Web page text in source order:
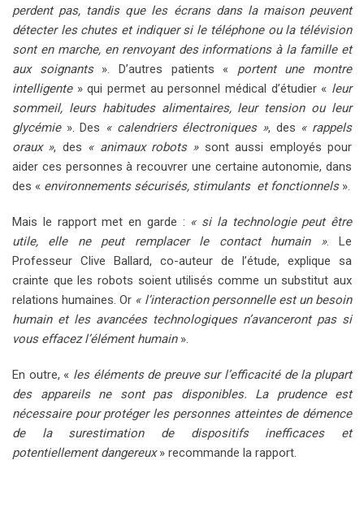
perdent pas, tandis que les écrans dans la maison peuvent
détecter les chutes et indiquer si le téléphone ou la télévision
sont en marche, en renvoyant des informations à la famille et
aux soignants». D’autres patients « portent une montre
intelligente» qui permet au personnel médical d’étudier « leur
sommeil, leurs habitudes alimentaires, leur tension ou leur
glycémie». Des « calendriers électroniques », des « rappels
oraux », des « animaux robots »sont aussi employés pour
aider ces personnes à recouvrer une certaine autonomie, dans
des « environnements sécurisés, stimulants et fonctionnels ».
Mais le rapport met en garde : « si la technologie peut être
utile, elle ne peut remplacer le contact humain ». Le
Professeur Clive Ballard, co-auteur de l’étude, explique sa
crainte que les robots soient utilisés comme un substitut aux
relations humaines. Or « l’interaction personnelle est un besoin
humain et les avancées technologiques n’avanceront pas si
vous effacez l’élément humain».
En outre, « les éléments de preuve sur l’efficacité de la plupart
des appareils ne sont pas disponibles. La prudence est
nécessaire pour protéger les personnes atteintes de démence
de la surestimation de dispositifs inefficaces et
potentiellement dangereux» recommande la rapport.